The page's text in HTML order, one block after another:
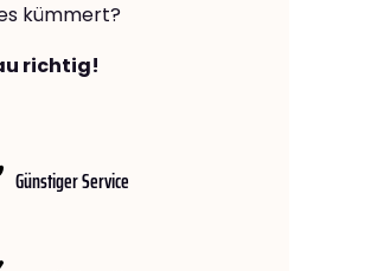
kümmert?
richtig!
Günstiger Service